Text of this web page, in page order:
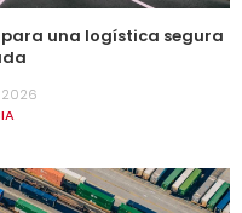
una logística segura
2026